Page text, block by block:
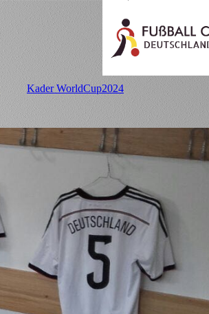
Kader WorldCup2024